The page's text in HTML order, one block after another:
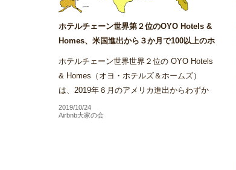
ホテルチェーン世界第２位のOYO Hotels &
Homes、米国進出から３か月で100以上のホ
テルを展開～Airstair
ホテルチェーン世界世界２位の OYO Hotels
& Homes（オヨ・ホテルズ＆ホームズ）
は、2019年６月のアメリカ進出からわずか
３か月で同社が展開するホテル施設数がアメ
リカ国内だけで100を...
2019/10/24
Airbnb大家の会